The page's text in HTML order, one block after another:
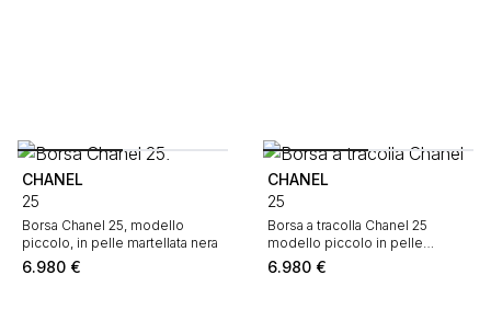
CHANEL
25
Borsa Chanel 25, modello
piccolo, in pelle martellata nera
6.980 €
CHANEL
25
Borsa a tracolla Chanel 25
modello piccolo in pelle
martellata e trapuntata rosa
6.980 €